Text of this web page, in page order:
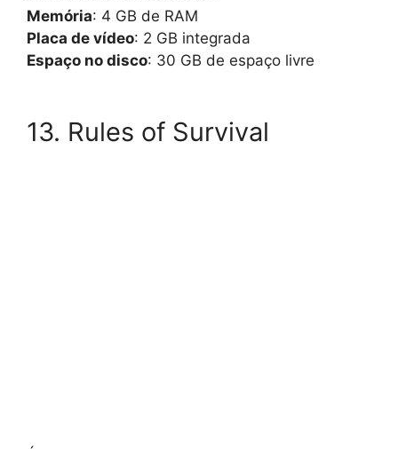
Memória: 4 GB de RAM
Placa de vídeo: 2 GB integrada
Espaço no disco: 30 GB de espaço livre
13. Rules of Survival